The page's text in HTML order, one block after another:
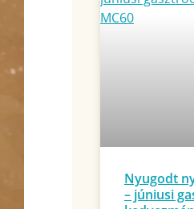
Nyugodt
– júniusi